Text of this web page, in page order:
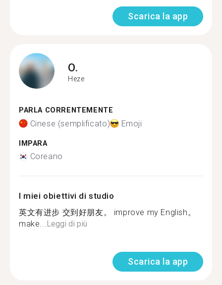
Scarica la app
O.
Heze
PARLA CORRENTEMENTE
Cinese (semplificato) Emoji
IMPARA
Coreano
I miei obiettivi di studio
英文有进步 交到好朋友。 improve my English。
make...Leggi di più
Scarica la app